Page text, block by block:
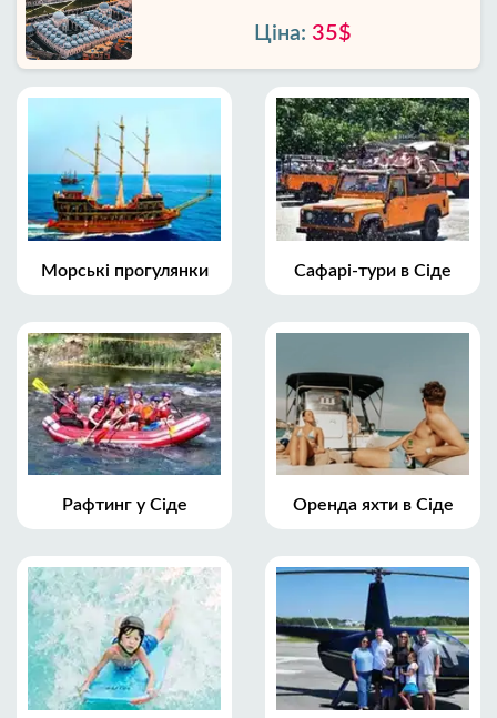
Ціна: 35$
Морські прогулянки Сафарі-тури в Сіде
Рафтинг у Сіде Оренда яхти в Сіде